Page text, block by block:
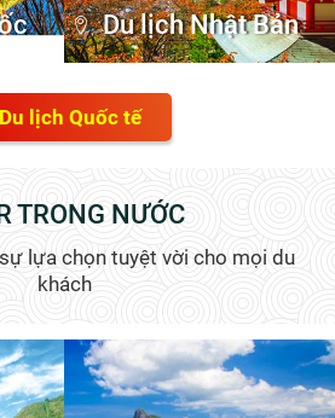
Du lịch Nhật Bản
Du lịch Quốc tế
TRONG NƯỚC
lựa chọn tuyệt vời cho mọi du
khách